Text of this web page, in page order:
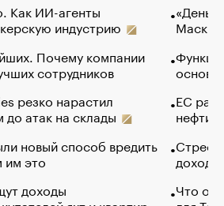
Как ИИ-агенты
индустрию
Почему компании
сотрудников
резко нарастил
атак на склады
новый способ вредить
им это
доходы
Маск в
основ
ЕС
нефти
Что